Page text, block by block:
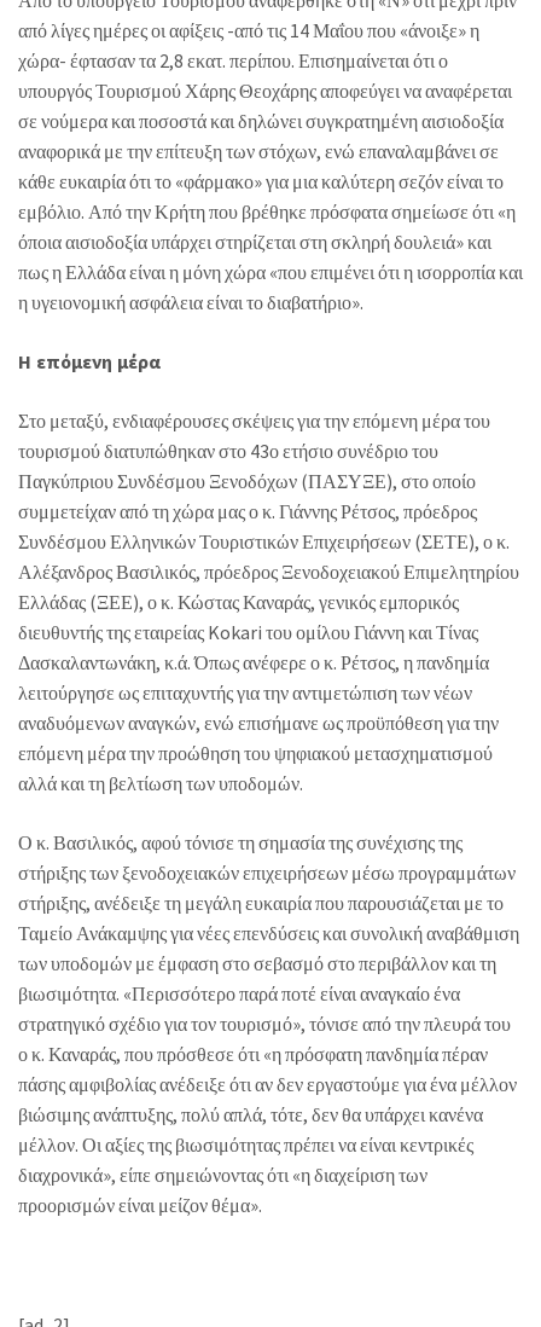
από λίγες ημέρες οι αφίξεις -από τις 14 Μαΐου που «άνοιξε» η
χώρα- έφτασαν τα 2,8 εκατ. περίπου. Επισημαίνεται ότι ο
υπουργός Τουρισμού Χάρης Θεοχάρης αποφεύγει να αναφέρεται
σε νούμερα και ποσοστά και δηλώνει συγκρατημένη αισιοδοξία
αναφορικά με την επίτευξη των στόχων, ενώ επαναλαμβάνει σε
κάθε ευκαιρία ότι το «φάρμακο» για μια καλύτερη σεζόν είναι το
εμβόλιο. Από την Κρήτη που βρέθηκε πρόσφατα σημείωσε ότι «η
όποια αισιοδοξία υπάρχει στηρίζεται στη σκληρή δουλειά» και
πως η Ελλάδα είναι η μόνη χώρα «που επιμένει ότι η ισορροπία και
η υγειονομική ασφάλεια είναι το διαβατήριο».
Η επόμενη μέρα
Στο μεταξύ, ενδιαφέρουσες σκέψεις για την επόμενη μέρα του
τουρισμού διατυπώθηκαν στο 43ο ετήσιο συνέδριο του
Παγκύπριου Συνδέσμου Ξενοδόχων (ΠΑΣΥΞΕ), στο οποίο
συμμετείχαν από τη χώρα μας ο κ. Γιάννης Ρέτσος, πρόεδρος
Συνδέσμου Ελληνικών Τουριστικών Επιχειρήσεων (ΣΕΤΕ), ο κ.
Αλέξανδρος Βασιλικός, πρόεδρος Ξενοδοχειακού Επιμελητηρίου
Ελλάδας (ΞΕΕ), ο κ. Κώστας Καναράς, γενικός εμπορικός
διευθυντής της εταιρείας Kokari του ομίλου Γιάννη και Τίνας
Δασκαλαντωνάκη, κ.ά. Όπως ανέφερε ο κ. Ρέτσος, η πανδημία
λειτούργησε ως επιταχυντής για την αντιμετώπιση των νέων
αναδυόμενων αναγκών, ενώ επισήμανε ως προϋπόθεση για την
επόμενη μέρα την προώθηση του ψηφιακού μετασχηματισμού
αλλά και τη βελτίωση των υποδομών.
Ο κ. Βασιλικός, αφού τόνισε τη σημασία της συνέχισης της
στήριξης των ξενοδοχειακών επιχειρήσεων μέσω προγραμμάτων
στήριξης, ανέδειξε τη μεγάλη ευκαιρία που παρουσιάζεται με το
Ταμείο Ανάκαμψης για νέες επενδύσεις και συνολική αναβάθμιση
των υποδομών με έμφαση στο σεβασμό στο περιβάλλον και τη
βιωσιμότητα. «Περισσότερο παρά ποτέ είναι αναγκαίο ένα
στρατηγικό σχέδιο για τον τουρισμό», τόνισε από την πλευρά του
ο κ. Καναράς, που πρόσθεσε ότι «η πρόσφατη πανδημία πέραν
πάσης αμφιβολίας ανέδειξε ότι αν δεν εργαστούμε για ένα μέλλον
βιώσιμης ανάπτυξης, πολύ απλά, τότε, δεν θα υπάρχει κανένα
μέλλον. Οι αξίες της βιωσιμότητας πρέπει να είναι κεντρικές
διαχρονικά», είπε σημειώνοντας ότι «η διαχείριση των
προορισμών είναι μείζον θέμα».